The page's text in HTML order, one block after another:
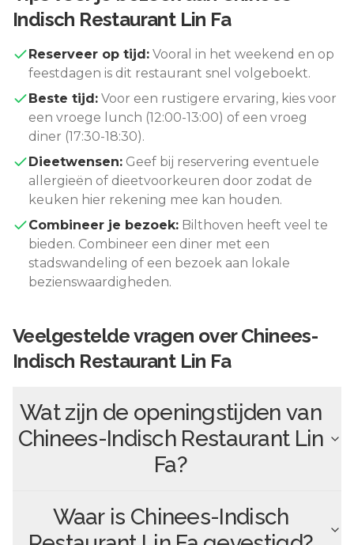
Indisch Restaurant Lin Fa
Reserveer op tijd: Vooral in het weekend en op
feestdagen is dit restaurant snel volgeboekt.
Beste tijd: Voor een rustigere ervaring, kies voor
een vroege lunch (12:00-13:00) of een vroeg
diner (17:30-18:30).
Dieetwensen: Geef bij reservering eventuele
allergieën of dieetvoorkeuren door zodat de
keuken hier rekening mee kan houden.
Combineer je bezoek: Bilthoven heeft veel te
bieden. Combineer een diner met een
stadswandeling of een bezoek aan lokale
bezienswaardigheden.
Veelgestelde vragen overChinees-
Indisch Restaurant Lin Fa
Wat zijn de openingstijden van
Chinees-Indisch Restaurant Lin
Fa?
Waar is Chinees-Indisch